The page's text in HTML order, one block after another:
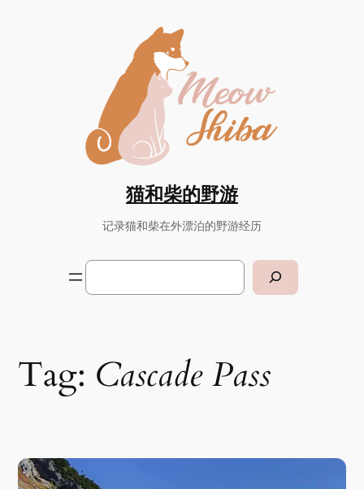
猫和柴的野游
记录猫和柴在外漂泊的野游经历
Search
Tag: Cascade Pass